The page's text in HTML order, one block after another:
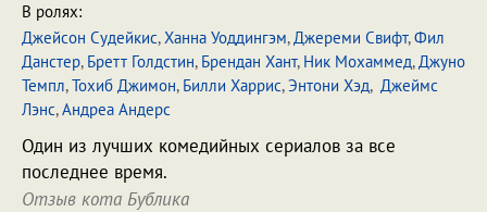
В ролях:
Джейсон Судейкис,Ханна Уоддингэм,Джереми Свифт,Фил
Данстер, Бретт Голдстин, Брендан Хант, Ник Мохаммед,Джуно
Темпл,Тохиб Джимон, Билли Харрис,Энтони Хэд, Джеймс
Лэнс,Андреа Андерс
Один из лучших комедийных сериалов за все
последнее время.
Отзыв кота Бублика